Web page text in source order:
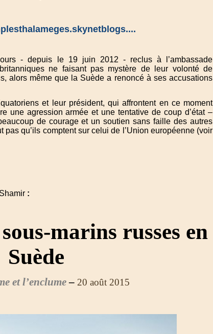
- depuis le 19 juin 2012 - reclus à l’ambassade
ne faisant pas mystère de leur volonté de
alors même que la Suède a renoncé à ses accusations
et leur président, qui affrontent en ce moment
une agression armée et une tentative de coup d’état –
de courage et un soutien sans faille des autres
pas qu’ils comptent sur celui de l’Union européenne (voir
:
marins russes en
Suède
et l’enclume– 20 août 2015